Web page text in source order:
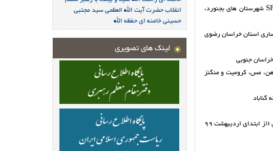
آماده سازی نقشه های زمین شناسی، گسل ها، توپوگرافی، ژئوشیمی، آنومالی، معادن، پراکندگی جمعیت، آلتراسیون، لندست، IRS و SPOT شهرستان های بجنورد،
شرق در تهیه نقشه¬ 1:250000 متالوژنی و تیپ های کانساری استان خراسان رضوی
مس، کرومیت و منگنز
8- خدمت در دفتر مدیر کل سازمان زمین شناسی و اکتشافات معدنی شمال شرق به عنوان مسئول دفتر و کارشناس امور هماهنگی و پیگیری (از ابتدای اردیبهشت 99
انقلاب حضرت آیت الله العظمی سید مجتبی
حسینی خامنه ای حفظه الله
لینک های تصویری